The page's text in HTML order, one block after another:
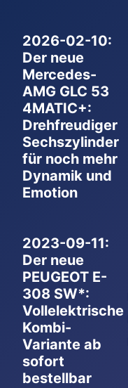
2026-02-10:
Der neue
Mercedes-
AMG GLC 53
4MATIC+:
Drehfreudiger
Sechszylinder
für noch mehr
Dynamik und
Emotion
2023-09-11:
Der neue
PEUGEOT E-
308 SW*:
Vollelektrische
Kombi-
Variante ab
sofort
bestellbar